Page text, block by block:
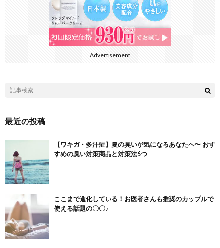
Advertisement
最近の投稿
【ワキガ・多汗症】夏の臭いが気になるあなたへ〜 おす
すめの臭い対策商品と対策法6つ
ここまで進化している！お医者さんも推奨のカップルで
使える話題の〇〇♪